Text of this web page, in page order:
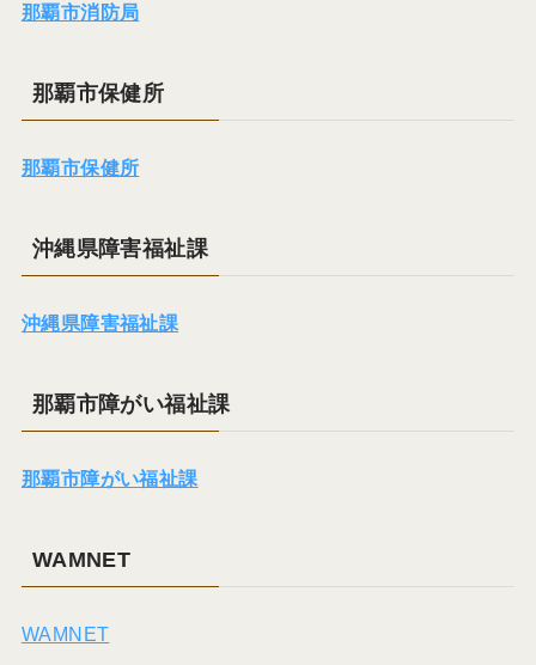
那覇市消防局
那覇市保健所
那覇市保健所
沖縄県障害福祉課
沖縄県障害福祉課
那覇市障がい福祉課
那覇市障がい福祉課
WAMNET
WAMNET